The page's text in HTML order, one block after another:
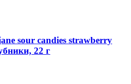
sour candies strawberry
22 г